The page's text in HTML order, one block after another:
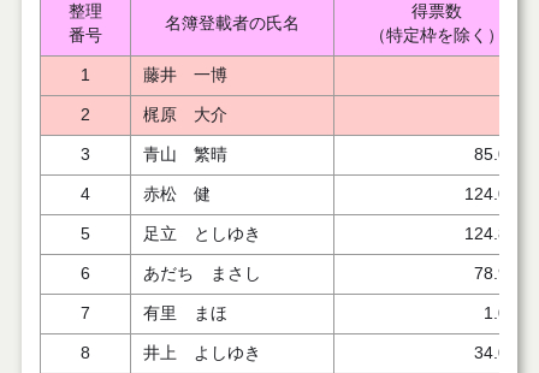
整理
番号
名簿登載者の氏名
得票数
（特定枠を除く）
1 藤井 一博
2 梶原 大介
3 青山 繁晴 85.000
4 赤松 健 124.000
5 足立 としゆき 124.806
6 あだち まさし 78.944
7 有里 まほ 1.000
8 井上 よしゆき 34.000